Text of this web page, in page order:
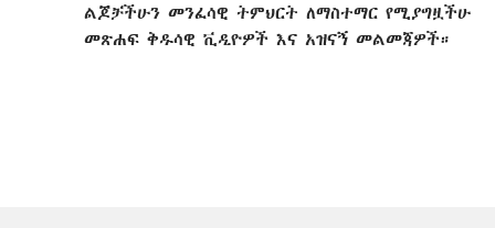
ልጆቻችሁን መንፈሳዊ ትምህርት ለማስተማር የሚያግዟችሁ
መጽሐፍ ቅዱሳዊ ቪዲዮዎች እና አዝናኝ መልመጃዎች።